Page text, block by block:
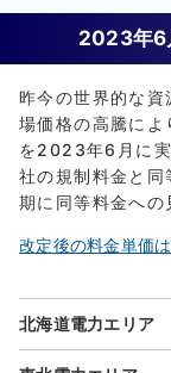
2023年6
昨今の世界的な
場価格の高騰によ
を2023年6月に
社の規制料金と
期に同等料金への
改定後の料金単価
北海道電力エリア